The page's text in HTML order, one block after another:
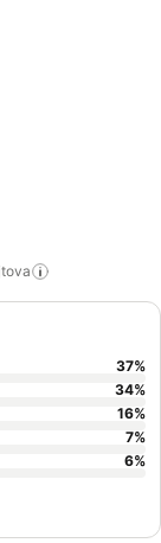
37%
34%
16%
7%
6%